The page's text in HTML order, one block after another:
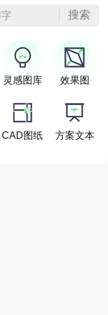
搜索
灵感图库 效果图
CAD图纸 方案文本